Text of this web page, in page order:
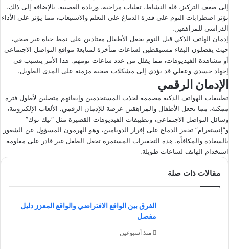
إلى ضعف التركيز، قلة النشاط، تقلبات مزاجية، وزيادة العصبية. بالإضافة إلى ذلك،
تؤثر اضطرابات النوم على قدرة الدماغ على التعلم والاستيعاب، مما يؤثر على الأداء
الدراسي للمراهقين.
إدمان الهاتف الذكي قبل النوم يجعل الأطفال معتادين على نمط حياة غير صحي،
حيث يفضلون البقاء مستيقظين لساعات متأخرة لمتابعة مواقع التواصل الاجتماعي
أو مشاهدة الفيديوهات، مما يقلل من عدد ساعات نومهم. هذا الأمر يتسبب في
إجهاد جسدي وعقلي قد يؤدي إلى مشكلات صحية مزمنة على المدى الطويل.
الإدمان الرقمي
تطبيقات الهواتف الذكية مصممة لجذب المستخدمين وإبقائهم متصلين لأطول فترة
ممكنة، مما يجعل الأطفال والمراهقين عرضة للإدمان الرقمي. الألعاب الإلكترونية،
وسائل التواصل الاجتماعي، وتطبيقات الفيديوهات القصيرة مثل “تيك توك”
و”إنستغرام” تحفز الدماغ على إفراز الدوبامين، وهو الهرمون المسؤول عن الشعور
بالسعادة والمكافأة. هذه التحفيزات المستمرة تجعل الطفل غير قادر على مقاومة
استخدام الهاتف لساعات طويلة.
مقالات ذات صلة
الفرق بين الواقع الافتراضي والواقع المعزز دليل
مفصل
منذ أسبوعين